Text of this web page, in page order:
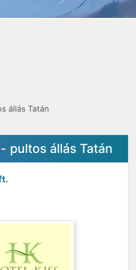
állás Tatán
pultos állás Tatán